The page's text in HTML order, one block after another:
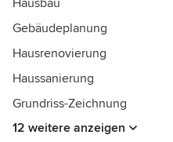
Hausbau
Gebäudeplanung
Hausrenovierung
Haussanierung
Grundriss-Zeichnung
12 weitere anzeigen